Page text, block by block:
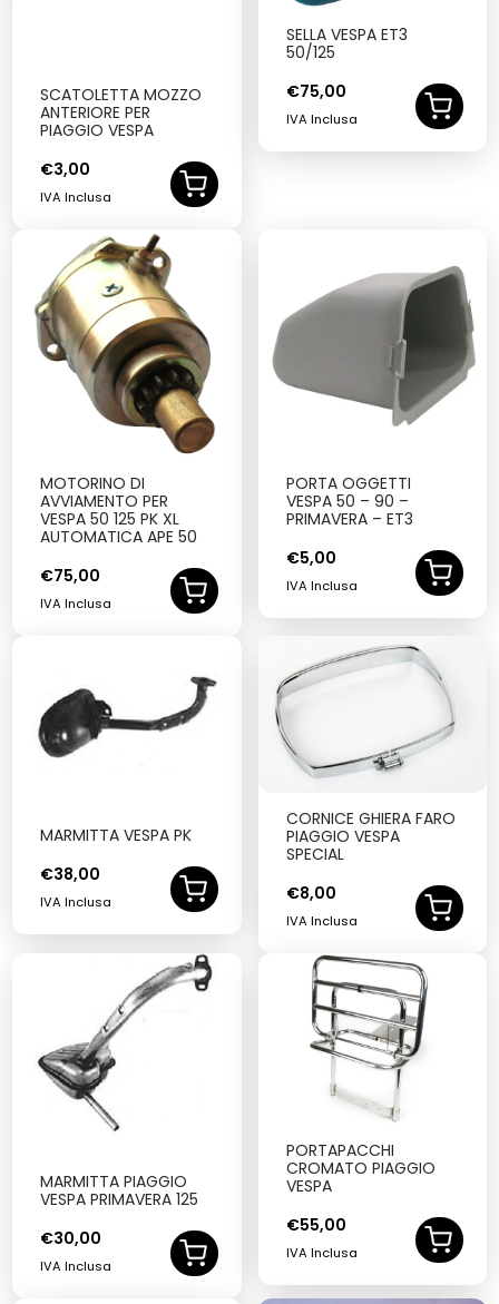
SCATOLETTA MOZZO
ANTERIORE PER
PIAGGIO VESPA
€3,00
IVA Inclusa
SELLA VESPA ET3
50/125
€75,00
IVA Inclusa
MOTORINO DI
AVVIAMENTO PER
VESPA 50 125 PK XL
AUTOMATICA APE 50
€75,00
IVA Inclusa
PORTA OGGETTI
VESPA 50 – 90 –
PRIMAVERA – ET3
€5,00
IVA Inclusa
MARMITTA VESPA PK
€38,00
IVA Inclusa
CORNICE GHIERA FARO
PIAGGIO VESPA
SPECIAL
€8,00
IVA Inclusa
MARMITTA PIAGGIO
VESPA PRIMAVERA 125
€30,00
IVA Inclusa
PORTAPACCHI
CROMATO PIAGGIO
VESPA
€55,00
IVA Inclusa